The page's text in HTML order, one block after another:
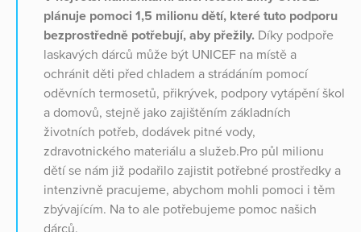
plánuje pomoci 1,5 milionu dětí, které tuto podporu
bezprostředně potřebují, aby přežily. Díky podpoře
laskavých dárců může být UNICEF na místě a
ochránit děti před chladem a strádáním pomocí
oděvních termosetů, přikrývek, podpory vytápění škol
a domovů, stejně jako zajištěním základních
životních potřeb, dodávek pitné vody,
zdravotnického materiálu a služeb.Pro půl milionu
dětí se nám již podařilo zajistit potřebné prostředky a
intenzivně pracujeme, abychom mohli pomoci i těm
zbývajícím. Na to ale potřebujeme pomoc našich